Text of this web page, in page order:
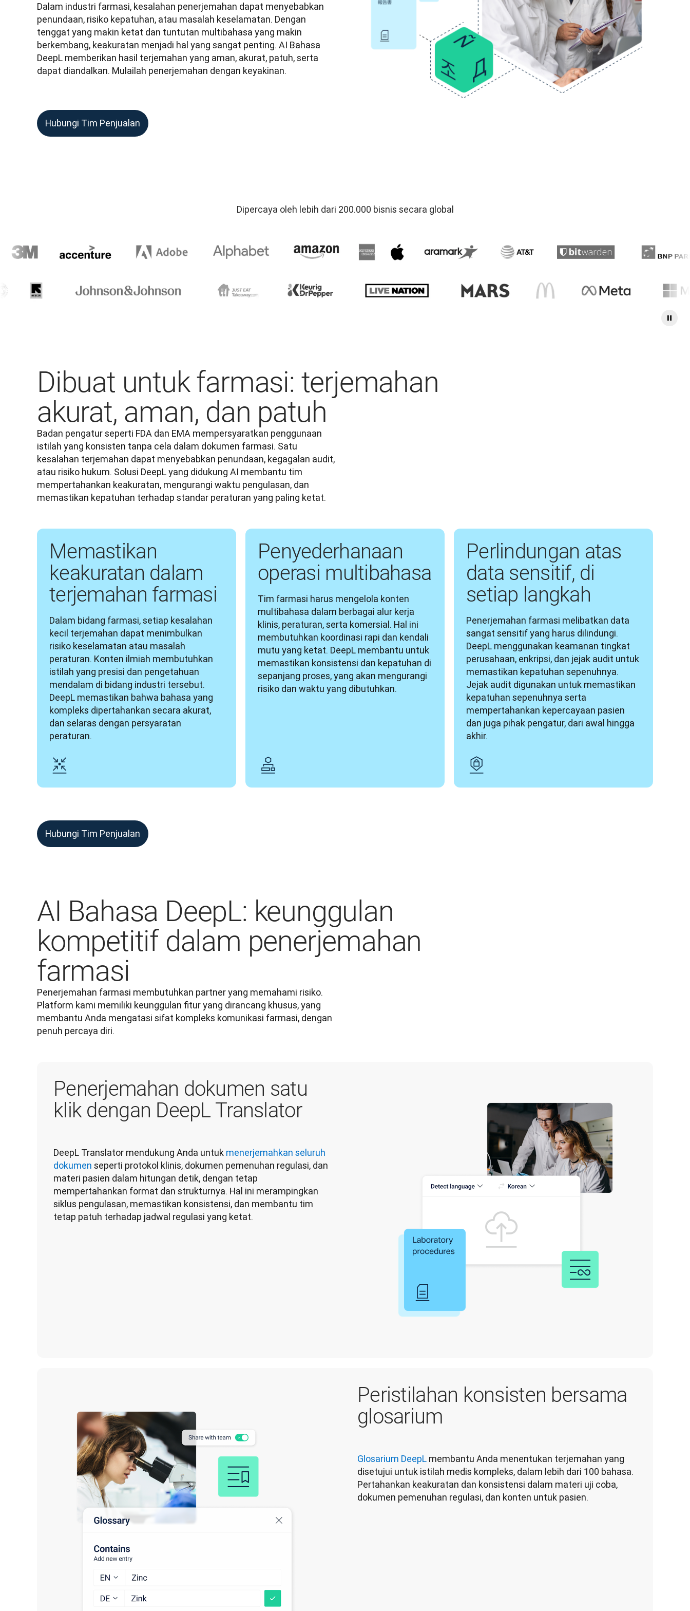
Dalam industri farmasi, kesalahan penerjemahan dapat menyebabkan
penundaan, risiko kepatuhan, atau masalah keselamatan. Dengan
tenggat yang makin ketat dan tuntutan multibahasa yang makin
berkembang, keakuratan menjadi hal yang sangat penting. AI Bahasa
DeepL memberikan hasil terjemahan yang aman, akurat, patuh, serta
dapat diandalkan. Mulailah penerjemahan dengan keyakinan.
Hubungi Tim Penjualan
Dipercaya oleh lebih dari 200.000 bisnis secara global
Dibuat untuk farmasi: terjemahan
akurat, aman, dan patuh
Badan pengatur seperti FDA dan EMA mempersyaratkan penggunaan
istilah yang konsisten tanpa cela dalam dokumen farmasi. Satu
kesalahan terjemahan dapat menyebabkan penundaan, kegagalan audit,
atau risiko hukum. Solusi DeepL yang didukung AI membantu tim
mempertahankan keakuratan, mengurangi waktu pengulasan, dan
memastikan kepatuhan terhadap standar peraturan yang paling ketat.
Memastikan
keakuratan dalam
terjemahan farmasi
Dalam bidang farmasi, setiap kesalahan
kecil terjemahan dapat menimbulkan
risiko keselamatan atau masalah
peraturan. Konten ilmiah membutuhkan
istilah yang presisi dan pengetahuan
mendalam di bidang industri tersebut.
DeepL memastikan bahwa bahasa yang
kompleks dipertahankan secara akurat,
dan selaras dengan persyaratan
peraturan.
Penyederhanaan
operasi multibahasa
Tim farmasi harus mengelola konten
multibahasa dalam berbagai alur kerja
klinis, peraturan, serta komersial. Hal ini
membutuhkan koordinasi rapi dan kendali
mutu yang ketat. DeepL membantu untuk
memastikan konsistensi dan kepatuhan di
sepanjang proses, yang akan mengurangi
risiko dan waktu yang dibutuhkan.
Perlindungan atas
data sensitif, di
setiap langkah
Penerjemahan farmasi melibatkan data
sangat sensitif yang harus dilindungi.
DeepL menggunakan keamanan tingkat
perusahaan, enkripsi, dan jejak audit untuk
memastikan kepatuhan sepenuhnya.
Jejak audit digunakan untuk memastikan
kepatuhan sepenuhnya serta
mempertahankan kepercayaan pasien
dan juga pihak pengatur, dari awal hingga
akhir.
Hubungi Tim Penjualan
AI Bahasa DeepL: keunggulan
kompetitif dalam penerjemahan
farmasi
Penerjemahan farmasi membutuhkan partner yang memahami risiko.
Platform kami memiliki keunggulan fitur yang dirancang khusus, yang
membantu Anda mengatasi sifat kompleks komunikasi farmasi, dengan
penuh percaya diri.
Penerjemahan dokumen satu
klik dengan DeepL Translator
DeepL Translator mendukung Anda untuk menerjemahkan seluruh
dokumen seperti protokol klinis, dokumen pemenuhan regulasi, dan
materi pasien dalam hitungan detik, dengan tetap
mempertahankan format dan strukturnya. Hal ini merampingkan
siklus pengulasan, memastikan konsistensi, dan membantu tim
tetap patuh terhadap jadwal regulasi yang ketat.
Peristilahan konsisten bersama
glosarium
Glosarium DeepL membantu Anda menentukan terjemahan yang
disetujui untuk istilah medis kompleks, dalam lebih dari 100 bahasa.
Pertahankan keakuratan dan konsistensi dalam materi uji coba,
dokumen pemenuhan regulasi, dan konten untuk pasien.